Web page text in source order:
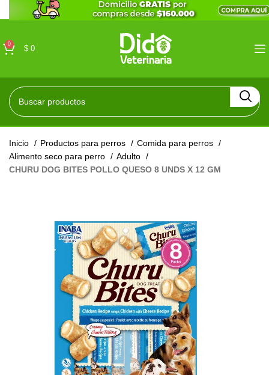
0
$ 0
Inicio Productos para perros
Comida para perros
Alimento seco para perro
Adulto
CHURU DOG BITES POLLO QUESO 8 UNDS X 12 GM